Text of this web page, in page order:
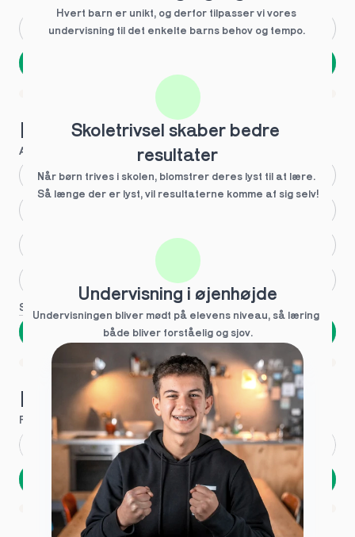
2.g Andet
Spring over
1 ud af 9 for at finde den rette tutor
Hvilke behov?
Anbefalet til dig
Fagligt boost
Se flere
Næste
Spring over
1 ud af 9 for at finde den rette tutor
Hvad hedder du?
Fornavn Efternavn*
Næste
Opbevares sikkert - oplysninger deles aldrig
1 ud af 9 for at finde den rette tutor
Hvert barn er unikt, og derfor tilpasser vi vores
undervisning til det enkelte barns behov og tempo.
Skoletrivsel skaber bedre
resultater
Når børn trives i skolen, blomstrer deres lyst til at lære.
Så længe der er lyst, vil resultaterne komme af sig selv!
Undervisning i øjenhøjde
Undervisningen bliver mødt på elevens niveau, så læring
både bliver forståelig og sjov.